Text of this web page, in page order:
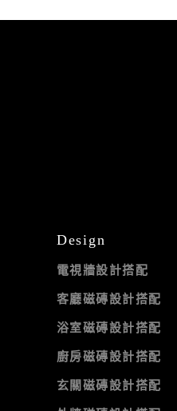
Design
電視牆設計搭配
客廳磁磚設計搭配
浴室磁磚設計搭配
廚房磁磚設計搭配
玄關磁磚設計搭配